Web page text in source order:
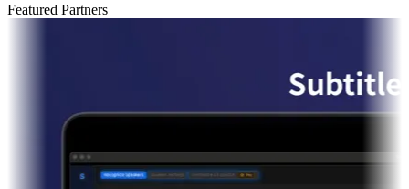
Featured Partners